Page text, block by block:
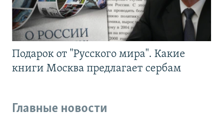
Подарок от "Русского мира". Какие
книги Москва предлагает сербам
Главные новости